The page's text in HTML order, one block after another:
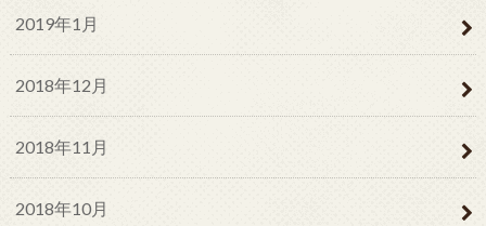
2019年1月
2018年12月
2018年11月
2018年10月